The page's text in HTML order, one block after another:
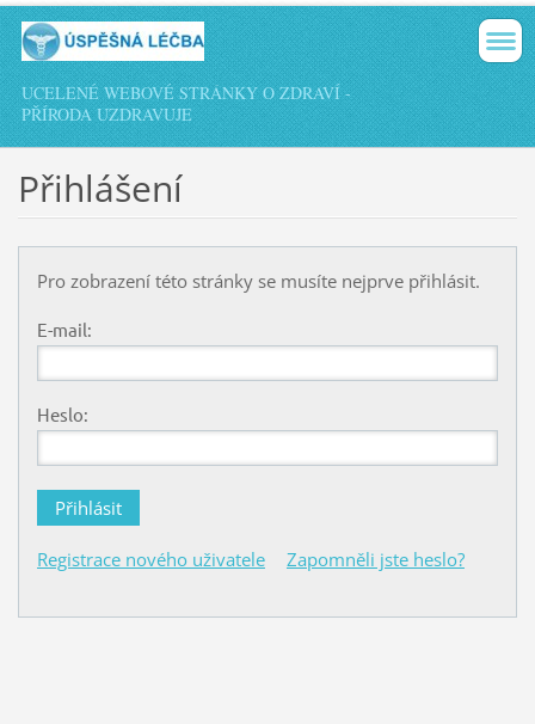
UCELENÉ WEBOVÉ STRÁNKY O ZDRAVÍ -
PŘÍRODA UZDRAVUJE
Přihlášení
Pro zobrazení této stránky se musíte nejprve přihlásit.
E-mail:
Heslo:
Registrace nového uživatele Zapomněli jste heslo?